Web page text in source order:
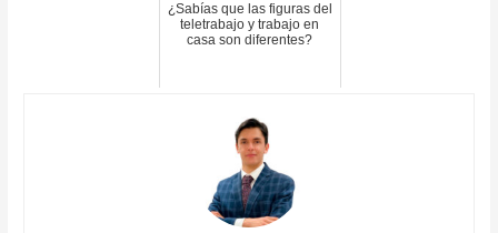
¿Sabías que las figuras del
teletrabajo y trabajo en
casa son diferentes?